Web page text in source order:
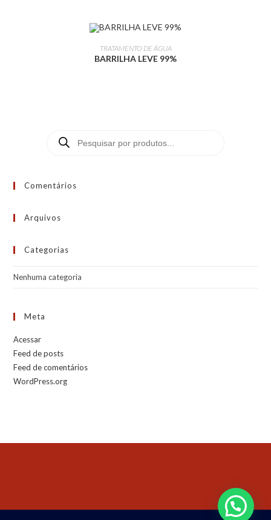
LEIA MAIS
TRATAMENTO DE ÁGUA
BARRILHA LEVE 99%
Comentários
Arquivos
Categorias
Nenhuma categoria
Meta
Acessar
Feed de posts
Feed de comentários
WordPress.org